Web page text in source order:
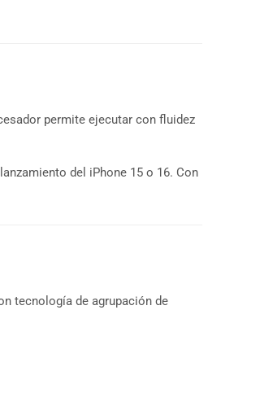
permite ejecutar con fluidez
del iPhone 15 o 16. Con
tecnología de agrupación de